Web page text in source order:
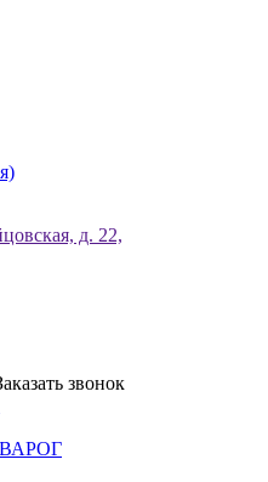
д. 22,
звонок